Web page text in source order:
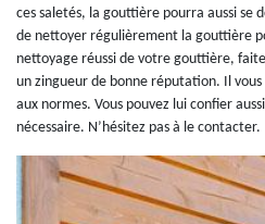
ces saletés, la gouttière pourra aussi se
de nettoyer régulièrement la gouttière
nettoyage réussi de votre gouttière,
un zingueur de bonne réputation. Il
aux normes. Vous pouvez lui confier
nécessaire. N’hésitez pas à le contacter.